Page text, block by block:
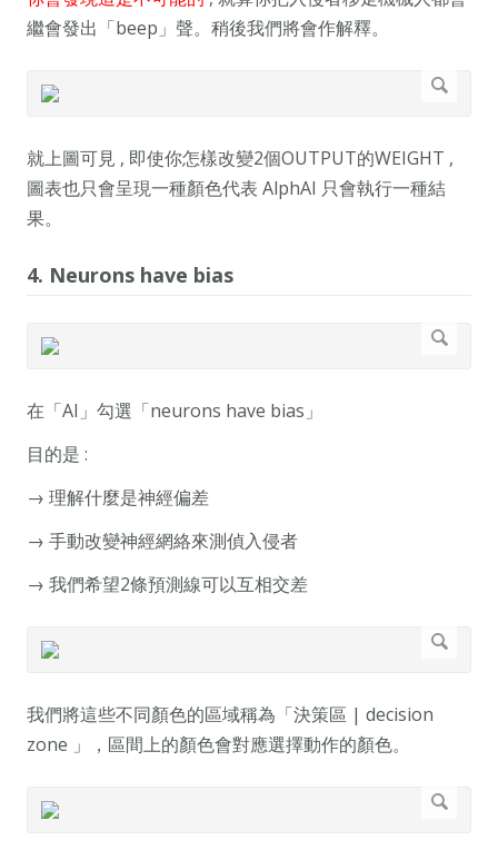
繼會發出「beep」聲。稍後我們將會作解釋。
就上圖可見 , 即使你怎樣改變2個OUTPUT的WEIGHT ,
圖表也只會呈現一種顏色代表 AlphAI 只會執行一種結
果。
4. Neurons have bias
在「AI」勾選「neurons have bias」
目的是 :
→ 理解什麼是神經偏差
→ 手動改變神經網絡來測偵入侵者
→ 我們希望2條預測線可以互相交差
我們將這些不同顏色的區域稱為「決策區 | decision
zone 」，區間上的顏色會對應選擇動作的顏色。